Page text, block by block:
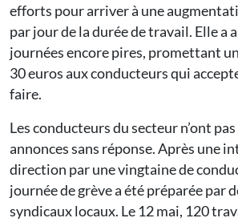
efforts pour arriver à une
par jour de la durée de travail. Elle a
journées encore pires, promettant
30 euros aux conducteurs qui
faire.
Les conducteurs du secteur n’ont pas
annonces sans réponse. Après une
direction par une vingtaine de
journée de grève a été préparée par
syndicaux locaux. Le 12 mai, 120